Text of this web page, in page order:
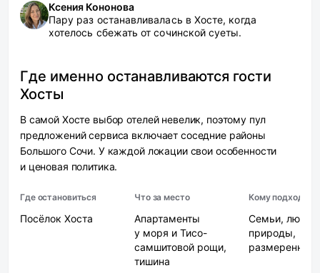
Ксения Кононова
Пару раз останавливалась в Хосте, когда
хотелось сбежать от сочинской суеты.
Где именно останавливаются гости
Хосты
В самой Хосте выбор отелей невелик, поэтому пул
предложений сервиса включает соседние районы
Большого Сочи. У каждой локации свои особенности
и ценовая политика.
Где остановиться Что за место Кому подходит
Посёлок Хоста
Апартаменты
у моря и Тисо-
самшитовой рощи,
тишина
Семьи,
природы,
размеренный